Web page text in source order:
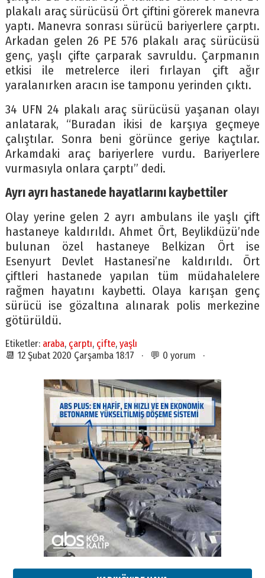
plakalı araç sürücüsü Ört çiftini görerek manevra
yaptı. Manevra sonrası sürücü bariyerlere çarptı.
Arkadan gelen 26 PE 576 plakalı araç sürücüsü
genç, yaşlı çifte çarparak savruldu. Çarpmanın
etkisi ile metrelerce ileri fırlayan çift ağır
yaralanırken aracın ise tamponu yerinden çıktı.
34 UFN 24 plakalı araç sürücüsü yaşanan olayı
anlatarak, “Buradan ikisi de karşıya geçmeye
çalıştılar. Sonra beni görünce geriye kaçtılar.
Arkamdaki araç bariyerlere vurdu. Bariyerlere
vurmasıyla onlara çarptı” dedi.
Ayrı ayrı hastanede hayatlarını kaybettiler
Olay yerine gelen 2 ayrı ambulans ile yaşlı çift
hastaneye kaldırıldı. Ahmet Ört, Beylikdüzü’nde
bulunan özel hastaneye Belkizan Ört ise
Esenyurt Devlet Hastanesi’ne kaldırıldı. Ört
çiftleri hastanede yapılan tüm müdahalelere
rağmen hayatını kaybetti. Olaya karışan genç
sürücü ise gözaltına alınarak polis merkezine
götürüldü.
Etiketler: araba, çarptı, çifte, yaşlı
📆 12 Şubat 2020 Çarşamba 18:17 · 💬 0 yorum ·